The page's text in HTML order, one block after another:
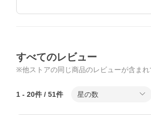
すべてのレビュー
※他ストアの同じ商品のレビューが含まれ
1 - 20件 / 51件 星の数